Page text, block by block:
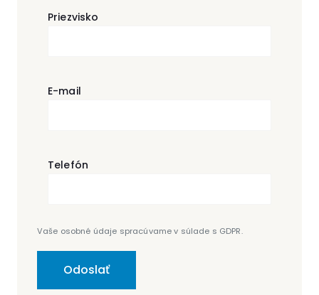
Priezvisko
E-mail
Telefón
Vaše osobné údaje spracúvame v súlade s GDPR.